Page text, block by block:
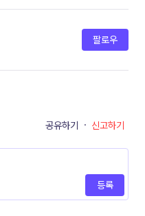
팔로우
공유하기 · 신고하기
등록